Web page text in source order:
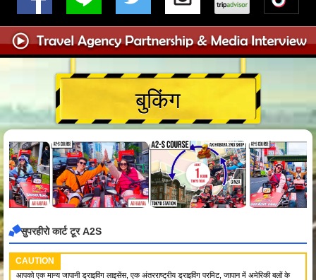
बुकिंग
सुपरहीरो कार्ट टूर A2S
CAUTION
आपको एक मान्य जापानी ड्राइविंग लाइसेंस, एक अंतरराष्ट्रीय ड्राइविंग परमिट, जापान में अमेरिकी बलों के